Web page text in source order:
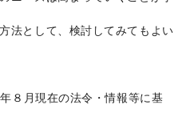
法として、検討してみてもよい
８月現在の法令・情報等に基